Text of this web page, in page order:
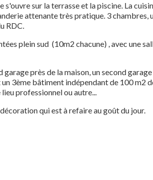
s'ouvre sur la terrasse et la piscine. La
attenante très pratique. 3 chambres,
RDC.
plein sud (10m2 chacune) , avec une
près de la maison, un second
3ème bâtiment indépendant de 100 m2
professionnel ou autre...
qui est à refaire au goût du jour.